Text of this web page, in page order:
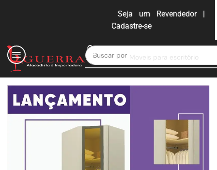
Seja um Revendedor |
Cadastre-se
Buscar por Moveis para escritório